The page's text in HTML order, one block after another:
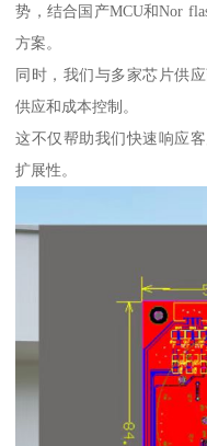
势，结合国产MCU和Nor
方案。
同时，我们与多家芯片供
供应和成本控制。
这不仅帮助我们快速响应
扩展性。